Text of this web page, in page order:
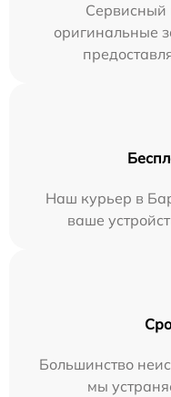
Сервисный
оригинальные
Наш курьер в
ваше
Большинство
мы